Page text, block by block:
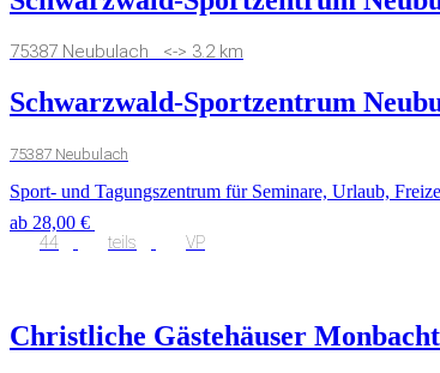
75387 Neubulach <-> 3.2 km
Schwarzwald-Sportzentrum
75387 Neubulach
Sport- und Tagungszentrum für Seminare, Urlaub,
ab 28,00 €
44 teils VP
Christliche Gästehäuser